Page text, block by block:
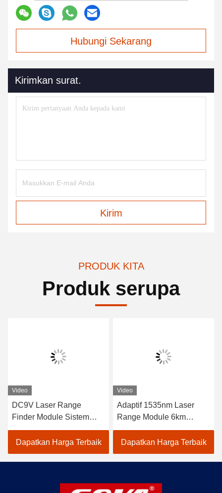
Hubungi Sekarang
Kirimkan surat.
Kirim
PRODUK KITA
Produk serupa
Video
DC9V Laser Range
Finder Module Sistem
fotolistrik mendeteksi jarak
target 120g, pengukuran
jarak laser
Dapatkan Harga Terbaik
Video
Adaptif 1535nm Laser
Range Module 6km
Range Stabil Kinerja Ge
98% Akurasi YZT-CJ-
0610A
Dapatkan Harga Terbaik